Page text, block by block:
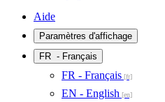
Aide
Paramètres d'affichage
FR - Français
FR - Français
EN - English